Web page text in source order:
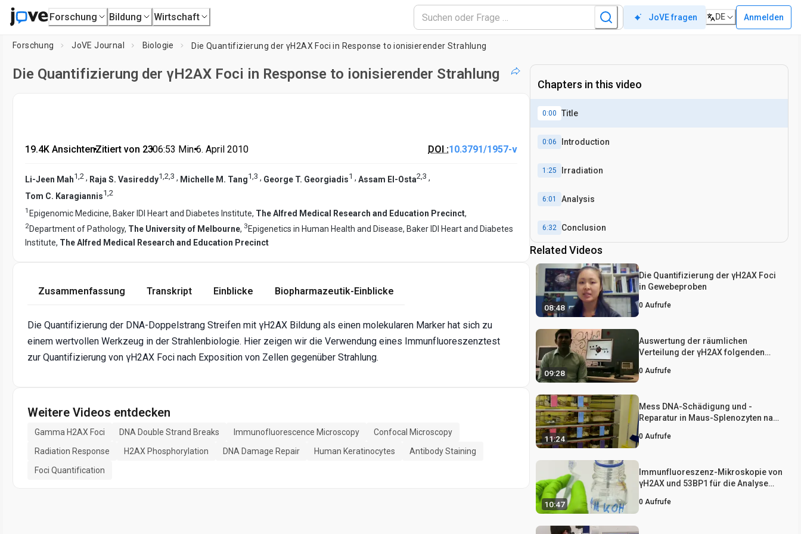
Forschung Bildung Wirtschaft JoVE fragen DE Anmelden
Forschung JoVE Journal Biologie Die Quantifizierung der γH2AX Foci in Response to ionisierender Strahlung
Die Quantifizierung der γH2AX Foci in Response to ionisierender Strahlung
19.4K Ansichten•Zitiert von 23•06:53 Min.•6. April 2010 DOI :10.3791/1957-v
Li-Jeen Mah1,2 , Raja S. Vasireddy1,2,3 , Michelle M. Tang1,3 , George T. Georgiadis1 , Assam El-Osta2,3 ,
Tom C. Karagiannis1 2
1 Epigenomic Medicine, Baker IDI Heart and Diabetes Institute, The Alfred Medical Research and Education Precinct,
2Department of Pathology, The University of Melbourne, 3 Epigenetics in Human Health and Disease, Baker IDI Heart and Diabetes
Institute, The Alfred Medical Research and Education Precinct
Zusammenfassung Transkript Einblicke Biopharmazeutik-Einblicke
Die Quantifizierung der DNA-Doppelstrang Streifen mit γH2AX Bildung als einen molekularen Marker hat sich zu
einem wertvollen Werkzeug in der Strahlenbiologie. Hier zeigen wir die Verwendung eines Immunfluoreszenztest
zur Quantifizierung von γH2AX Foci nach Exposition von Zellen gegenüber Strahlung.
Weitere Videos entdecken
Gamma H2AX Foci DNA Double Strand Breaks Immunofluorescence Microscopy
Confocal Microscopy
Radiation Response
H2AX Phosphorylation DNA Damage Repair Human Keratinocytes
Antibody Staining
Foci Quantification
Chapters in this video
0:00 Title
0:06 Introduction
1:25 Irradiation
6:01 Analysis
6:32 Conclusion
Related Videos
08:48
Die Quantifizierung der γH2AX Foci
in Gewebeproben
0 Aufrufe
09:28
Auswertung der räumlichen
Verteilung der γH2AX folgenden
0 Aufrufe
11:24
Mess DNA-Schädigung und -
Reparatur in Maus-Splenozyten nach
gegenüber sehr niedrigen Dosen
0 Aufrufe
10:47
Immunfluoreszenz-Mikroskopie von
γH2AX und 53BP1 für die Analyse
Double-Strand Breaks
0 Aufrufe